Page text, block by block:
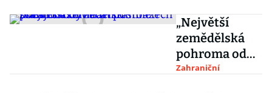
„Největší
zemědělská
pohroma od
začátku
Zahraniční